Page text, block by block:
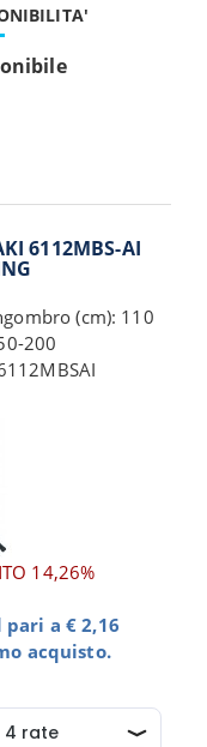
6112MBS-AI
(cm): 110
200
14,26%
a € 2,16
acquisto.